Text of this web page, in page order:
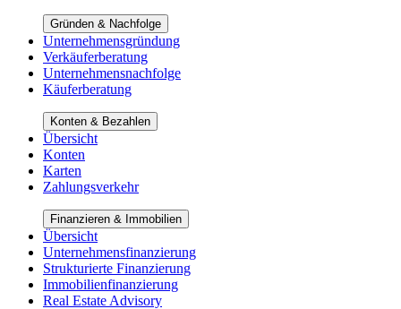
Gründen & Nachfolge
Unternehmensgründung
Verkäuferberatung
Unternehmensnachfolge
Käuferberatung
Konten & Bezahlen
Übersicht
Konten
Karten
Zahlungsverkehr
Finanzieren & Immobilien
Übersicht
Unternehmensfinanzierung
Strukturierte Finanzierung
Immobilienfinanzierung
Real Estate Advisory